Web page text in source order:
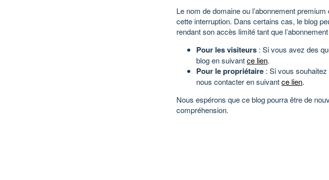
Le nom de domaine ou l’abonnement
cette interruption. Dans certains cas, le blog
rendant son accès limité tant que
Pour les visiteurs : Si vous avez des
blog en suivantce lien.
Pour le propriétaire : Si vous
nous contacter en suivantce lien.
Nous espérons que ce blog pourra être de
compréhension.